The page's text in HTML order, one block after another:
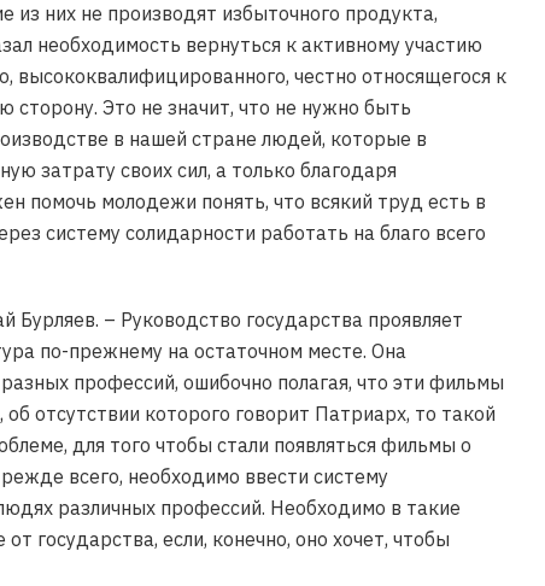
из них не производят избыточного продукта,
необходимость вернуться к активному участию
высококвалифицированного, честно относящегося к
сторону. Это не значит, что не нужно быть
в нашей стране людей, которые в
затрату своих сил, а только благодаря
помочь молодежи понять, что всякий труд есть в
систему солидарности работать на благо всего
Бурляев. – Руководство государства проявляет
по-прежнему на остаточном месте. Она
профессий, ошибочно полагая, что эти фильмы
отсутствии которого говорит Патриарх, то такой
для того чтобы стали появляться фильмы о
всего, необходимо ввести систему
различных профессий. Необходимо в такие
государства, если, конечно, оно хочет, чтобы